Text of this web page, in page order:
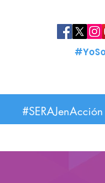
#SERAJenAcción